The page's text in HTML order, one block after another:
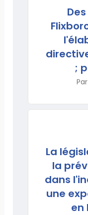
;
Par
La
la
dans
une
en